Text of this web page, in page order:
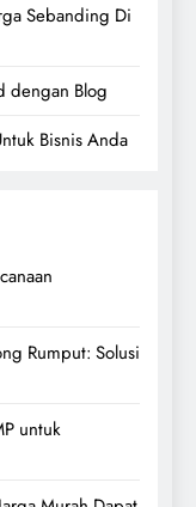
Sebanding Di
dengan Blog
Bisnis Anda
Rumput: Solusi
untuk